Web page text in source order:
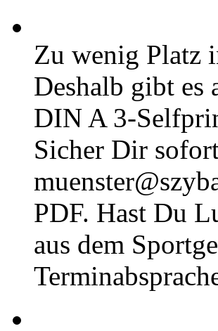
Zu wenig Platz
Deshalb gibt es
DIN A 3-
Sicher Dir
PDF. Hast Du
aus dem